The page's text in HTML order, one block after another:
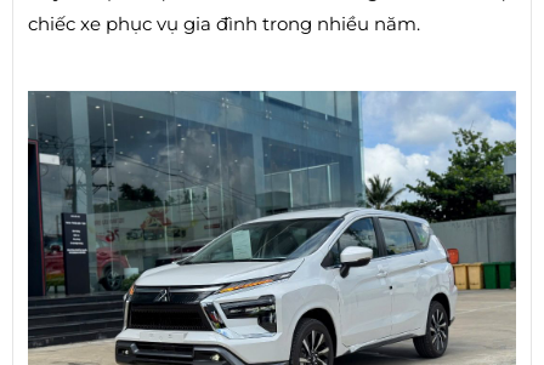
chiếc xe phục vụ gia đình trong nhiều năm.